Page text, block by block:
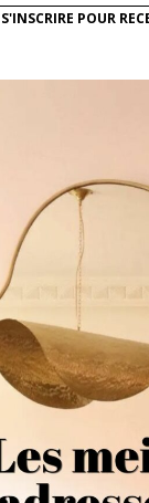
S'INSCRIRE POUR